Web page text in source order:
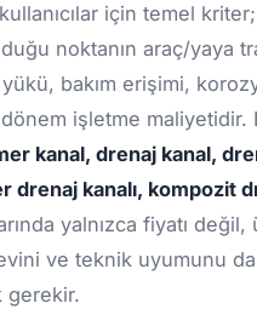
için temel kriter;
noktanın araç/yaya
bakım erişimi,
işletme maliyetidir.
kanal, drenaj kanal,
drenaj kanalı, kompozit
yalnızca fiyatı değil,
ve teknik uyumunu da
gerekir.